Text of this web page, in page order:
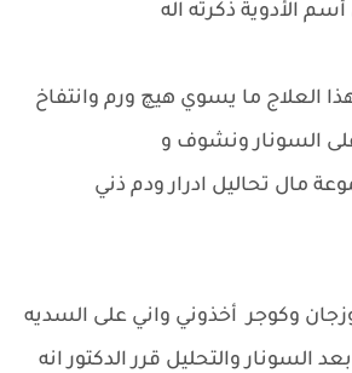
الأدوية ذكرته اله
العلاج ما يسوي هيچ ورم وانتفاخ
السونار ونشوف و
مال تحاليل ادرار ودم ذني
وكوجر أخذوني واني على السديه
السونار والتحليل قرر الدكتور انه